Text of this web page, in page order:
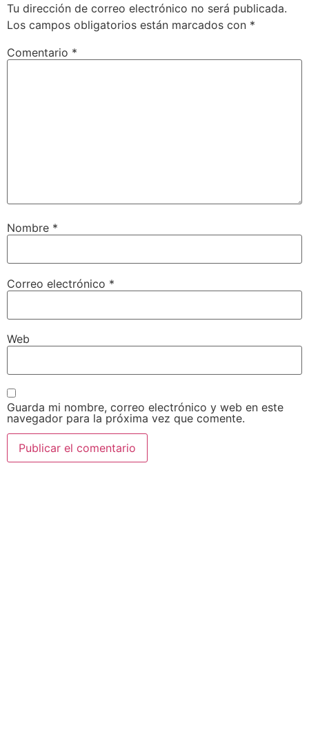
Tu dirección de correo electrónico no será publicada.
Los campos obligatorios están marcados con *
Comentario *
Nombre *
Correo electrónico *
Web
Guarda mi nombre, correo electrónico y web en este
navegador para la próxima vez que comente.